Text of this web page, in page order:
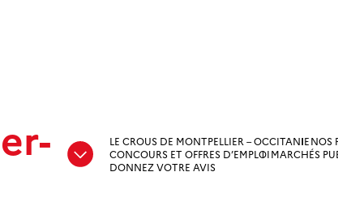
LE CROUS DE MONTPELLIER – OCCITANIENOS
CONCOURS ET OFFRES D’EMPLOIMARCHÉS
DONNEZ VOTRE AVIS